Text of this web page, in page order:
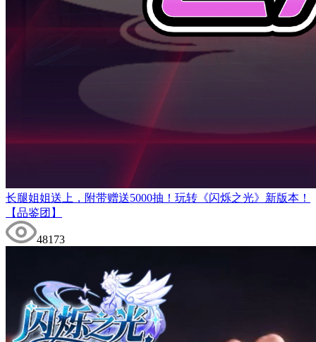
长腿姐姐送上，附带赠送5000抽！玩转《闪烁之光》新版本！
【品鉴团】
48173